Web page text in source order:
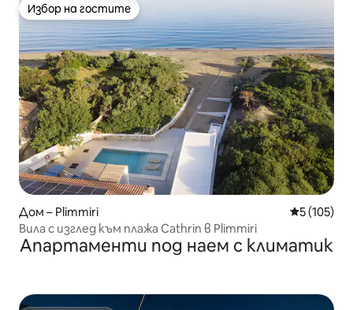
Избор на гостите
Избор на гостите
Дом – Plimmiri Средна
5 (105)
Вила с изглед към плажа Cathrin в Plimmiri
Апартаменти под наем с климатик